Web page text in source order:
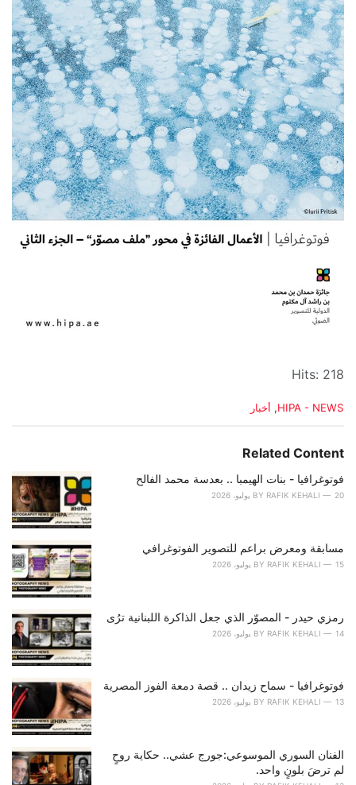
Hits: 218
C
e
o
r
:
HIPA - NEWS
, أخبار
Related Content
فوتوغرافيا - بنات الهيمبا .. بعدسة محمد الفالح
BY RAFIK KEHALI 20 يوليو، 2026
مسابقة ومعرض براعم للتصوير الفوتوغرافي
BY RAFIK KEHALI 15 يوليو، 2026
رمزي حيدر - المصوّر الذي جعل الذاكرة اللبنانية ترُى
BY RAFIK KEHALI 14 يوليو، 2026
فوتوغرافيا - سماح زيدان .. قصة دمعة الفوز المصرية
BY RAFIK KEHALI 13 يوليو، 2026
الفنان السوري الموسوعي:جورج عشي.. حكاية روحٍ
لم ترضَ بلونٍ واحد.